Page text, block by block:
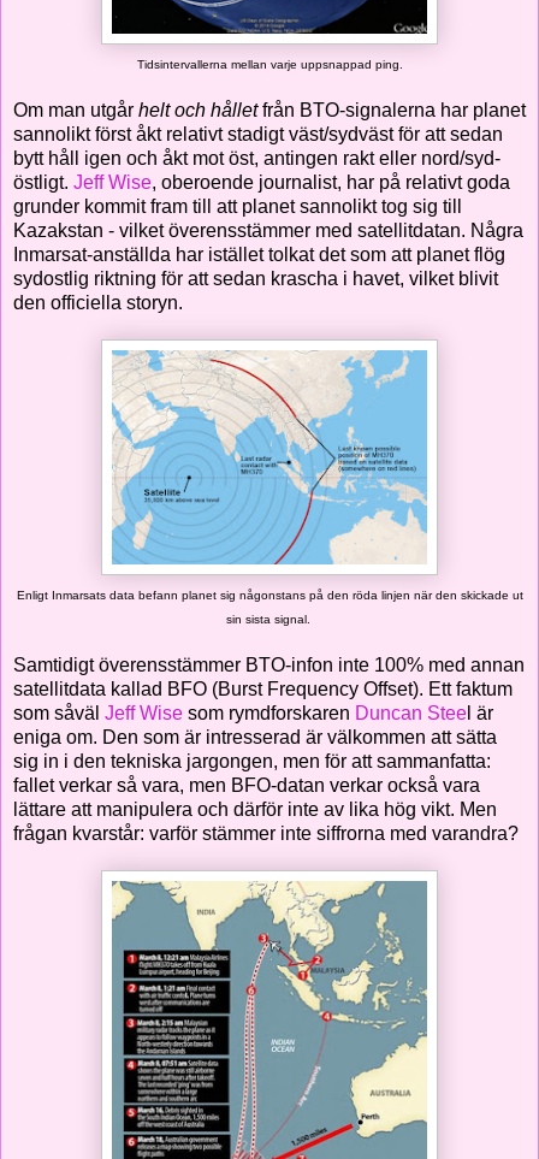
Tidsintervallerna mellan varje uppsnappad ping.
Om man utgår helt och hålletfrån BTO-signalerna har planet
sannolikt först åkt relativt stadigt väst/sydväst för att sedan
bytt håll igen och åkt mot öst, antingen rakt eller nord/syd-
östligt. Jeff Wise, oberoende journalist, har på relativt goda
grunder kommit fram till att planet sannolikt tog sig till
Kazakstan - vilket överensstämmer med satellitdatan. Några
Inmarsat-anställda har istället tolkat det som att planet flög
sydostlig riktning för att sedan krascha i havet, vilket blivit
den officiella storyn.
Enligt Inmarsats data befann planet sig någonstans på den röda linjen när den skickade ut
sin sista signal.
Samtidigt överensstämmer BTO-infon inte 100% med annan
satellitdata kallad BFO (Burst Frequency Offset). Ett faktum
som såväl Jeff Wise som rymdforskaren Duncan Stee l är
eniga om. Den som är intresserad är välkommen att sätta
sig in i den tekniska jargongen, men för att sammanfatta:
fallet verkar så vara, men BFO-datan verkar också vara
lättare att manipulera och därför inte av lika hög vikt. Men
frågan kvarstår: varför stämmer inte siffrorna med varandra?